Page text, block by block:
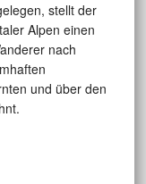
stellt der
Alpen einen
nach
und über den